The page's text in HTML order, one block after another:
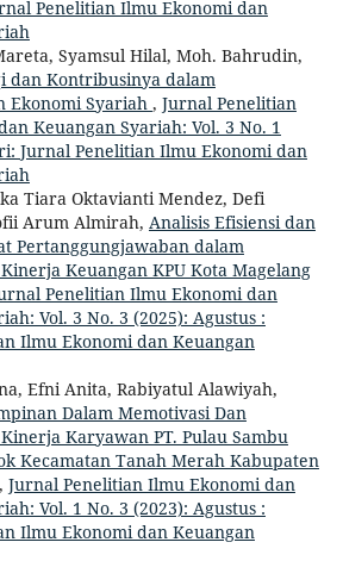
Penelitian Ilmu Ekonomi dan
Syamsul Hilal, Moh. Bahrudin,
dan Kontribusinya dalam
Ekonomi Syariah , Jurnal Penelitian
Keuangan Syariah: Vol. 3 No. 1
Jurnal Penelitian Ilmu Ekonomi dan
Tiara Oktavianti Mendez, Defi
Arum Almirah, Analisis Efisiensi dan
Pertanggungjawaban dalam
Keuangan KPU Kota Magelang
Penelitian Ilmu Ekonomi dan
Vol. 3 No. 3 (2025): Agustus :
Ilmu Ekonomi dan Keuangan
Efni Anita, Rabiyatul Alawiyah,
Dalam Memotivasi Dan
Karyawan PT. Pulau Sambu
Kecamatan Tanah Merah Kabupaten
, Jurnal Penelitian Ilmu Ekonomi dan
Vol. 1 No. 3 (2023): Agustus :
Ilmu Ekonomi dan Keuangan